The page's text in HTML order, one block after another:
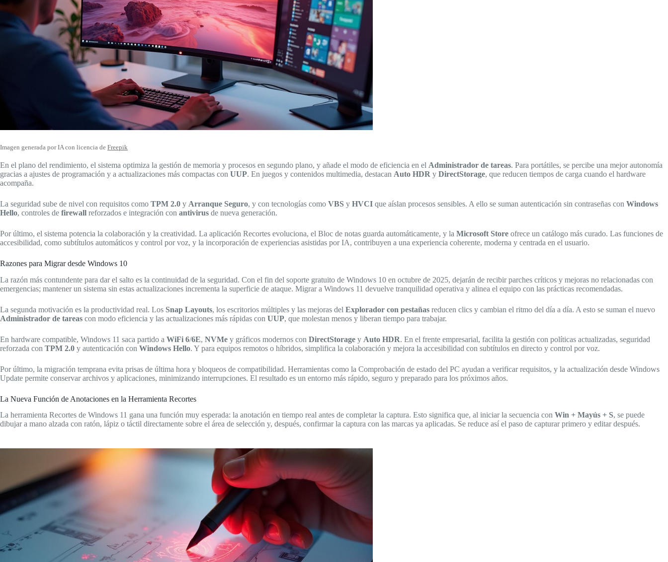
Imagen generada por IA con licencia de Freepik
En el plano del rendimiento, el sistema optimiza la gestión de memoria y procesos en segundo plano, y añade el modo de eficiencia en el Administrador de tareas. Para portátiles, se percibe una mejor autonomía
gracias a ajustes de programación y a actualizaciones más compactas con UUP. En juegos y contenidos multimedia, destacan Auto HDR y DirectStorage, que reducen tiempos de carga cuando el hardware
acompaña.
La seguridad sube de nivel con requisitos como TPM 2.0 y Arranque Seguro, y con tecnologías como VBS y HVCI que aíslan procesos sensibles. A ello se suman autenticación sin contraseñas con Windows
Hello, controles de firewall reforzados e integración con antivirus de nueva generación.
Por último, el sistema potencia la colaboración y la creatividad. La aplicación Recortes evoluciona, el Bloc de notas guarda automáticamente, y la Microsoft Store ofrece un catálogo más curado. Las funciones de
accesibilidad, como subtítulos automáticos y control por voz, y la incorporación de experiencias asistidas por IA, contribuyen a una experiencia coherente, moderna y centrada en el usuario.
Razones para Migrar desde Windows 10
La razón más contundente para dar el salto es la continuidad de la seguridad. Con el fin del soporte gratuito de Windows 10 en octubre de 2025, dejarán de recibir parches críticos y mejoras no relacionadas con
emergencias; mantener un sistema sin estas actualizaciones incrementa la superficie de ataque. Migrar a Windows 11 devuelve tranquilidad operativa y alinea el equipo con las prácticas recomendadas.
La segunda motivación es la productividad real. Los Snap Layouts, los escritorios múltiples y las mejoras del Explorador con pestañas reducen clics y cambian el ritmo del día a día. A esto se suman el nuevo
Administrador de tareas con modo eficiencia y las actualizaciones más rápidas con UUP, que molestan menos y liberan tiempo para trabajar.
En hardware compatible, Windows 11 saca partido a WiFi 6/6E, NVMe y gráficos modernos con DirectStorage y Auto HDR. En el frente empresarial, facilita la gestión con políticas actualizadas, seguridad
reforzada con TPM 2.0 y autenticación con Windows Hello. Y para equipos remotos o híbridos, simplifica la colaboración y mejora la accesibilidad con subtítulos en directo y control por voz.
Por último, la migración temprana evita prisas de última hora y bloqueos de compatibilidad. Herramientas como la Comprobación de estado del PC ayudan a verificar requisitos, y la actualización desde Windows
Update permite conservar archivos y aplicaciones, minimizando interrupciones. El resultado es un entorno más rápido, seguro y preparado para los próximos años.
La Nueva Función de Anotaciones en la Herramienta Recortes
La herramienta Recortes de Windows 11 gana una función muy esperada: la anotación en tiempo real antes de completar la captura. Esto significa que, al iniciar la secuencia con Win + Mayús + S, se puede
dibujar a mano alzada con ratón, lápiz o táctil directamente sobre el área de selección y, después, confirmar la captura con las marcas ya aplicadas. Se reduce así el paso de capturar primero y editar después.